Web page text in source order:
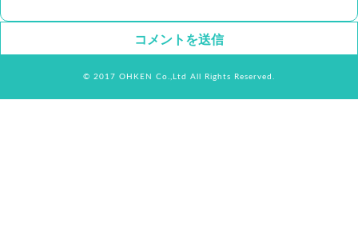
© 2017 OHKEN Co.,Ltd All Rights Reserved.